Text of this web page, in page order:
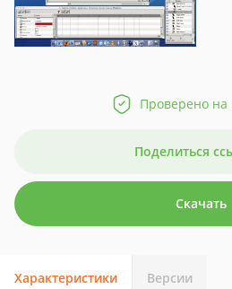
Проверено на
Поделиться
Скачать
Характеристики Версии